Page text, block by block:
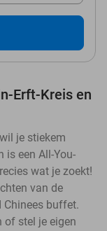
Erft-Kreis en
je stiekem
is een All-You-
wat je zoekt!
van de
Chinees buffet.
of stel je eigen